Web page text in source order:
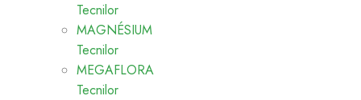
Tecnilor
MAGNÉSIUM
Tecnilor
MEGAFLORA
Tecnilor